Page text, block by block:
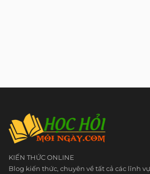
KIẾN THỨC ONLINE
Blog kiến thức, chuyên về tất cả các lĩnh